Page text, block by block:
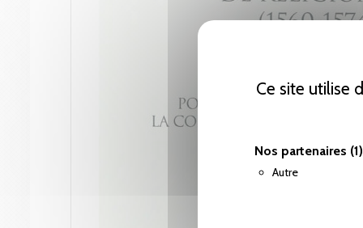
Ce site utilise
Nos partenaires (1)
Autre